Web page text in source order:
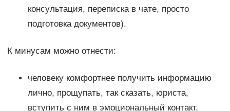
консультация, переписка в чате, просто
подготовка документов).
К минусам можно отнести:
человеку комфортнее получить информацию
лично, прощупать, так сказать, юриста,
вступить с ним в эмоциональный контакт,